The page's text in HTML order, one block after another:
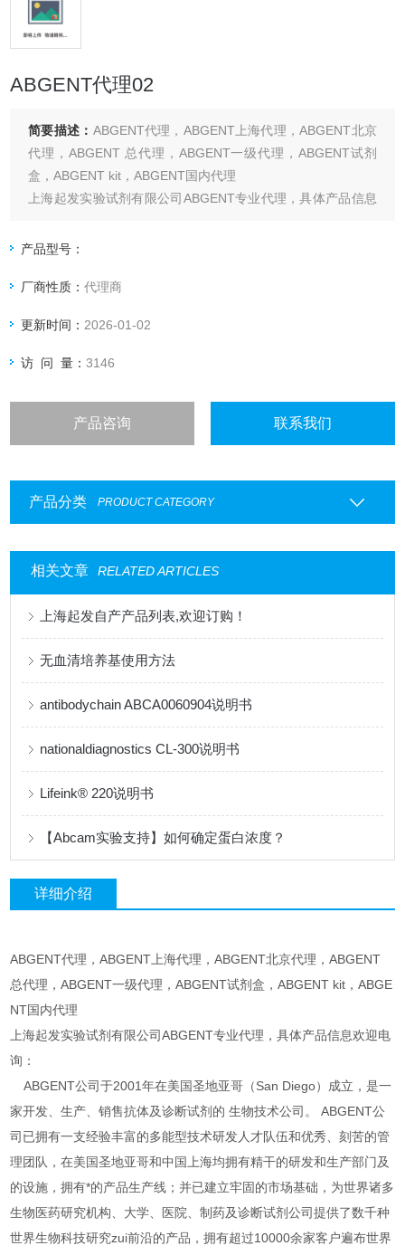
ABGENT代理02
简要描述： ABGENT代理，ABGENT上海代理，ABGENT北京
代理，ABGENT 总代理，ABGENT一级代理，ABGENT试剂
盒，ABGENT kit，ABGENT国内代理
上海起发实验试剂有限公司ABGENT专业代理，具体产品信息
产品型号：
厂商性质：代理商
更新时间： 2026-01-02
访 问 量：3146
产品咨询 联系我们
产品分类 PRODUCT CATEGORY
相关文章 RELATED ARTICLES
上海起发自产产品列表,欢迎订购！
无血清培养基使用方法
antibodychain ABCA0060904说明书
nationaldiagnostics CL-300说明书
Lifeink® 220说明书
【Abcam实验支持】如何确定蛋白浓度？
详细介绍
ABGENT代理，ABGENT上海代理，ABGENT北京代理，ABGENT
总代理，ABGENT一级代理，ABGENT试剂盒，ABGENT kit，ABGE
NT国内代理
上海起发实验试剂有限公司ABGENT专业代理，具体产品信息欢迎电
询：
ABGENT公司于2001年在美国圣地亚哥（San Diego）成立，是一
家开发、生产、销售抗体及诊断试剂的 生物技术公司。 ABGENT公
司已拥有一支经验丰富的多能型技术研发人才队伍和优秀、刻苦的管
理团队，在美国圣地亚哥和中国上海均拥有精干的研发和生产部门及
的设施，拥有*的产品生产线；并已建立牢固的市场基础，为世界诸多
生物医药研究机构、大学、医院、制药及诊断试剂公司提供了数千种
世界生物科技研究zui前沿的产品，拥有超过10000余家客户遍布世界